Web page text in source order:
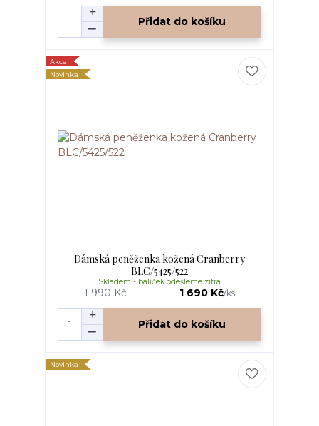
Přidat do košíku
Akce
Novinka
Dámská peněženka kožená Cranberry
BLC/5425/522
1 990 Kč 1 690 Kč/ks
Skladem - balíček odešleme zítra
Přidat do košíku
Novinka